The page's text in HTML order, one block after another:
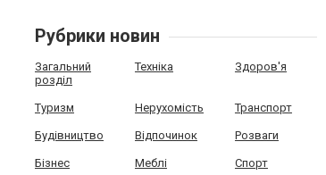
Рубрики новин
Загальний
розділ
Техніка Здоров'я
Туризм Нерухомість Транспорт
Будівництво Відпочинок Розваги
Бізнес Меблі Спорт